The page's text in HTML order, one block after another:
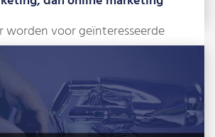
worden voor geïnteresseerde
doel in gedachten stap je een […]